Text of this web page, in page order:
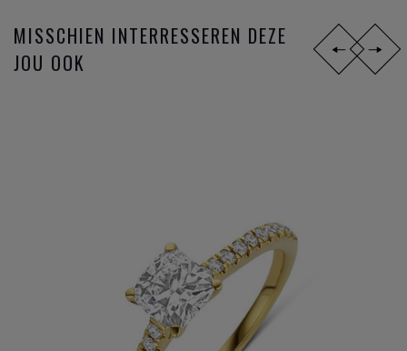
MISSCHIEN INTERRESSEREN DEZE
JOU OOK